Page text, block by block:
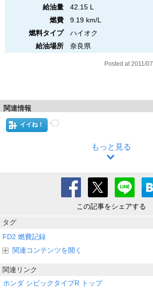
給油量
42.15 L
燃費
9.19 km/L
燃料タイプ
ハイオク
給油場所
奈良県
Posted at 2011/
関連情報
イイね！
もっと見る
この記事をシェアする
タグ
FD2 燃費記録
関連コンテンツを開く
関連リンク
ホンダ シビックタイプR トップ